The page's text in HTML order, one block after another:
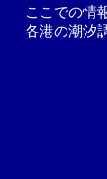
ここでの情
各港の潮汐